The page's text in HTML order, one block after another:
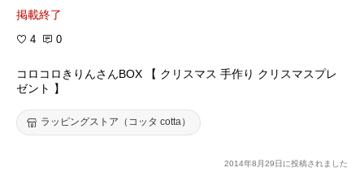
掲載終了
4 0
コロコロきりんさんBOX 【 クリスマス 手作り クリスマスプレ
ゼント 】
ラッピングストア（コッタ cotta）
2014年8月29日に投稿されました